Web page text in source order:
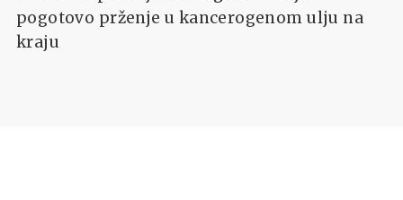
pogotovo prženje u kancerogenom ulju na
kraju